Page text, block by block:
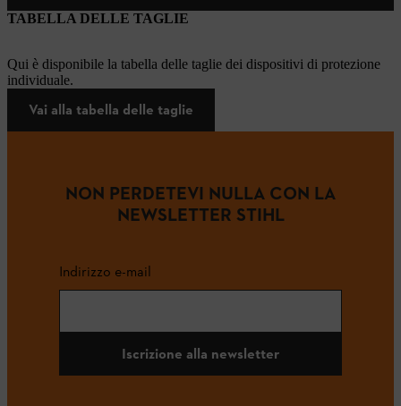
TABELLA DELLE TAGLIE
Qui è disponibile la tabella delle taglie dei dispositivi di protezione
individuale.
Vai alla tabella delle taglie
NON PERDETEVI NULLA CON LA
NEWSLETTER STIHL
Indirizzo e-mail
Iscrizione alla newsletter